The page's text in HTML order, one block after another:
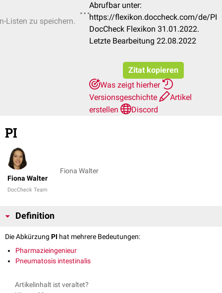
Listen zu speichern.
Abrufbar unter:
https://flexikon.doccheck.com/de/PI
DocCheck Flexikon 31.01.2022.
Letzte Bearbeitung 22.08.2022
Zitat kopieren
Was zeigt hierher
Versionsgeschichte
Artikel
erstellen
Discord
PI
Fiona Walter
DocCheck Team
Fiona Walter
Definition
Die Abkürzung PI hat mehrere Bedeutungen:
Pharmazieingenieur
Pneumatosis intestinalis
Artikelinhalt ist veraltet?